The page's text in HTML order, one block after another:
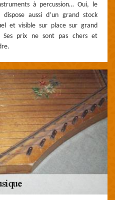
à percussion… Oui, le
aussi d’un grand stock
et visible sur place sur grand
Ses prix ne sont pas chers et